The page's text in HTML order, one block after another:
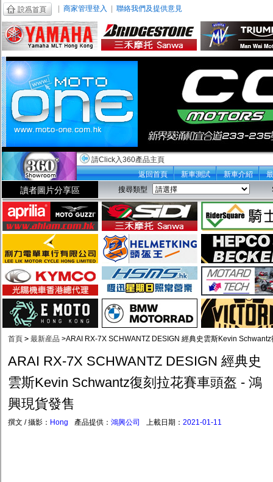
商家管理登入 聯絡我們及提供意見
請Click入360產品主頁
返回首頁
新車測試 新車介紹
讀者圖片分享區 搜尋類型
首頁 > 最新産品 >ARAI RX-7X SCHWANTZ DESIGN 經典史雲斯Kevin
ARAI RX-7X SCHWANTZ DESIGN 經典史
雲斯Kevin Schwantz復刻拉花賽車頭盔 - 鴻
興現貨發售
撰文 / 攝影： Hong 產品提供： 鴻興公司 上載日期： 2021-01-11